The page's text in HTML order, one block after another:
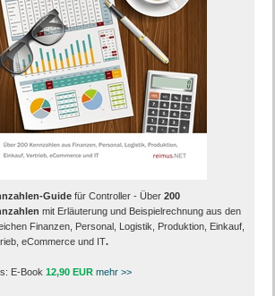
Guidefür Controller - Über 200
mit Erläuterung und Beispielrechnung aus den
Finanzen, Personal, Logistik, Produktion, Einkauf,
eCommerce und IT.
E-Book 12,90 EUR mehr >>